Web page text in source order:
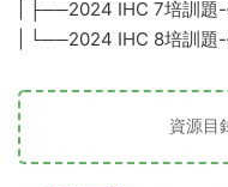
| ├──2024 IHC 7培訓題
| └──2024 IHC 8培訓題
資源目